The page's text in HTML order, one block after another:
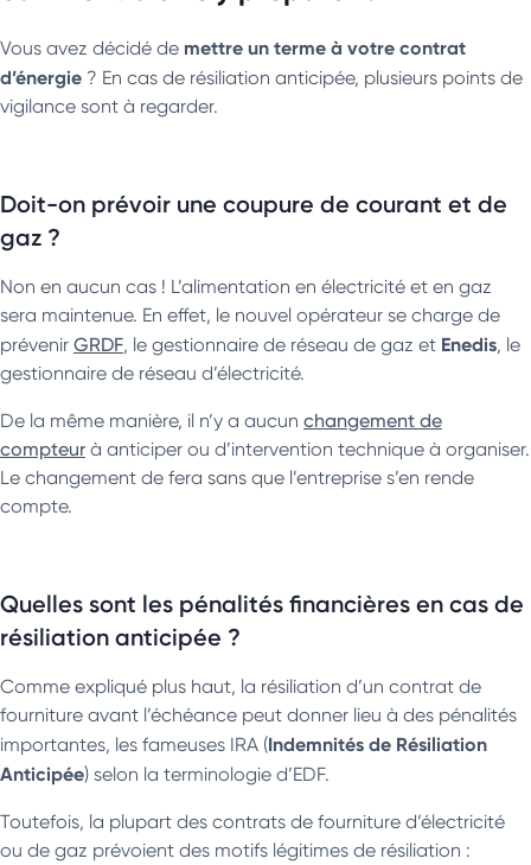
Vous avez décidé de mettre un terme à votre contrat
d’énergie ? En cas de résiliation anticipée, plusieurs points de
vigilance sont à regarder.
Doit-on prévoir une coupure de courant et de
gaz ?
Non en aucun cas ! L’alimentation en électricité et en gaz
sera maintenue. En effet, le nouvel opérateur se charge de
prévenir GRDF, le gestionnaire de réseau de gaz et Enedis, le
gestionnaire de réseau d’électricité.
De la même manière, il n’y a aucun changement de
compteur à anticiper ou d’intervention technique à organiser.
Le changement de fera sans que l’entreprise s’en rende
compte.
Quelles sont les pénalités financières en cas de
résiliation anticipée ?
Comme expliqué plus haut, la résiliation d’un contrat de
fourniture avant l’échéance peut donner lieu à des pénalités
importantes, les fameuses IRA (Indemnités de Résiliation
Anticipée) selon la terminologie d’EDF.
Toutefois, la plupart des contrats de fourniture d’électricité
ou de gaz prévoient des motifs légitimes de résiliation :